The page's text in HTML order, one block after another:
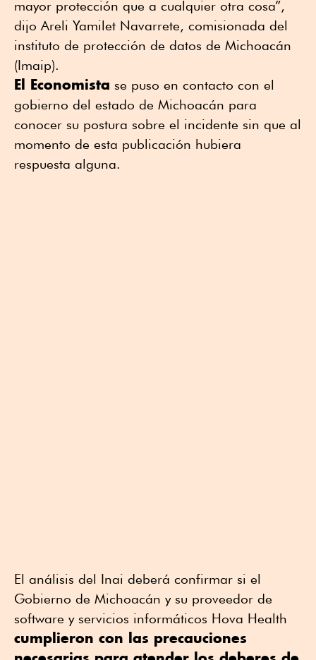
mayor protección que a cualquier otra cosa”,
dijo Areli Yamilet Navarrete, comisionada del
instituto de protección de datos de Michoacán
(Imaip).
El Economista se puso en contacto con el
gobierno del estado de Michoacán para
conocer su postura sobre el incidente sin que al
momento de esta publicación hubiera
respuesta alguna.
El análisis del Inai deberá confirmar si el
Gobierno de Michoacán y su proveedor de
software y servicios informáticos Hova Health
cumplieron con las precauciones